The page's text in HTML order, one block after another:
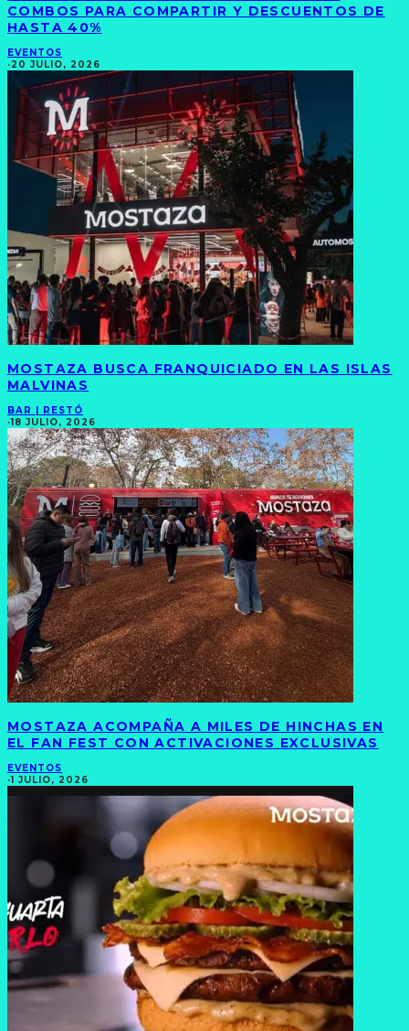
COMBOS PARA COMPARTIR Y DESCUENTOS DE
HASTA 40%
EVENTOS
·20 JULIO, 2026
MOSTAZA BUSCA FRANQUICIADO EN LAS ISLAS
MALVINAS
BAR | RESTÓ
·18 JULIO, 2026
MOSTAZA ACOMPAÑA A MILES DE HINCHAS EN
EL FAN FEST CON ACTIVACIONES EXCLUSIVAS
EVENTOS
·1 JULIO, 2026